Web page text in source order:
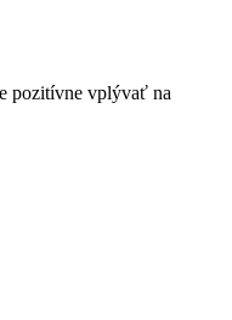
pozitívne vplývať na